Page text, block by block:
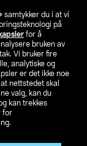
samtykker du i at vi
på
for å
bruken av
Vi bruker fire
analytiske og
er det ikke noe
nettstedet skal
valg, kan du
kan trekkes
for